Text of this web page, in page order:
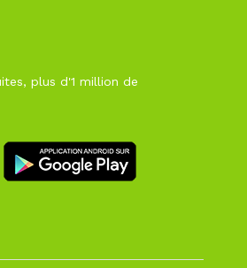
plus d'1 million de